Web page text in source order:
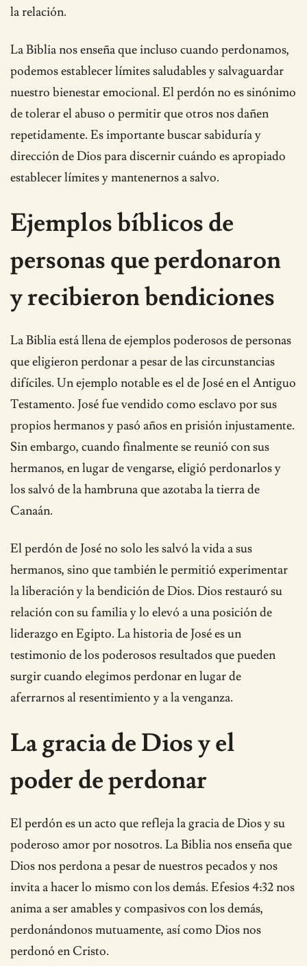
la relación.
La Biblia nos enseña que incluso cuando perdonamos,
podemos establecer límites saludables y salvaguardar
nuestro bienestar emocional. El perdón no es sinónimo
de tolerar el abuso o permitir que otros nos dañen
repetidamente. Es importante buscar sabiduría y
dirección de Dios para discernir cuándo es apropiado
establecer límites y mantenernos a salvo.
Ejemplos bíblicos de
personas que perdonaron
y recibieron bendiciones
La Biblia está llena de ejemplos poderosos de personas
que eligieron perdonar a pesar de las circunstancias
difíciles. Un ejemplo notable es el de José en el Antiguo
Testamento. José fue vendido como esclavo por sus
propios hermanos y pasó años en prisión injustamente.
Sin embargo, cuando finalmente se reunió con sus
hermanos, en lugar de vengarse, eligió perdonarlos y
los salvó de la hambruna que azotaba la tierra de
Canaán.
El perdón de José no solo les salvó la vida a sus
hermanos, sino que también le permitió experimentar
la liberación y la bendición de Dios. Dios restauró su
relación con su familia y lo elevó a una posición de
liderazgo en Egipto. La historia de José es un
testimonio de los poderosos resultados que pueden
surgir cuando elegimos perdonar en lugar de
aferrarnos al resentimiento y a la venganza.
La gracia de Dios y el
poder de perdonar
El perdón es un acto que refleja la gracia de Dios y su
poderoso amor por nosotros. La Biblia nos enseña que
Dios nos perdona a pesar de nuestros pecados y nos
invita a hacer lo mismo con los demás. Efesios 4:32 nos
anima a ser amables y compasivos con los demás,
perdonándonos mutuamente, así como Dios nos
perdonó en Cristo.